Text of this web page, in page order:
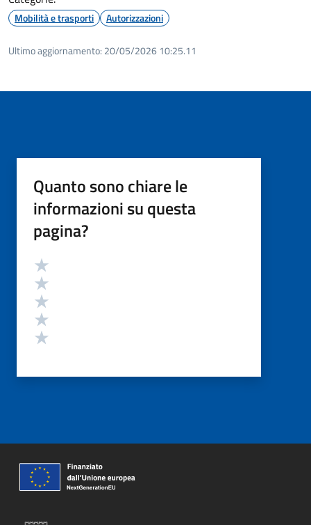
Mobilità e trasporti Autorizzazioni
Ultimo aggiornamento: 20/05/2026 10:25.11
Quanto sono chiare le
informazioni su questa
pagina?
Valutazione